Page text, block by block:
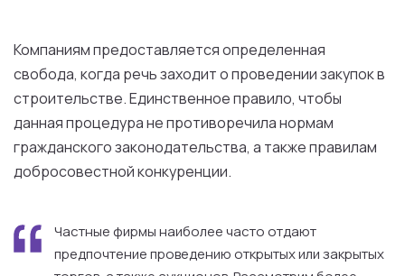
Компаниям предоставляется определенная
свобода, когда речь заходит о проведении закупок в
строительстве. Единственное правило, чтобы
данная процедура не противоречила нормам
гражданского законодательства, а также правилам
добросовестной конкуренции.
Частные фирмы наиболее часто отдают
предпочтение проведению открытых или закрытых